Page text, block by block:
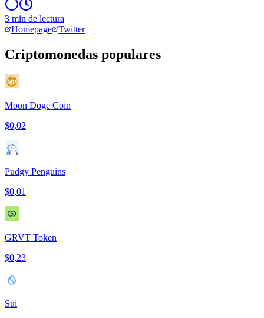
3 min de lectura
Homepage
Twitter
Criptomonedas populares
Moon Doge Coin
$0,02
Pudgy Penguins
$0,01
GRVT Token
$0,23
Sui